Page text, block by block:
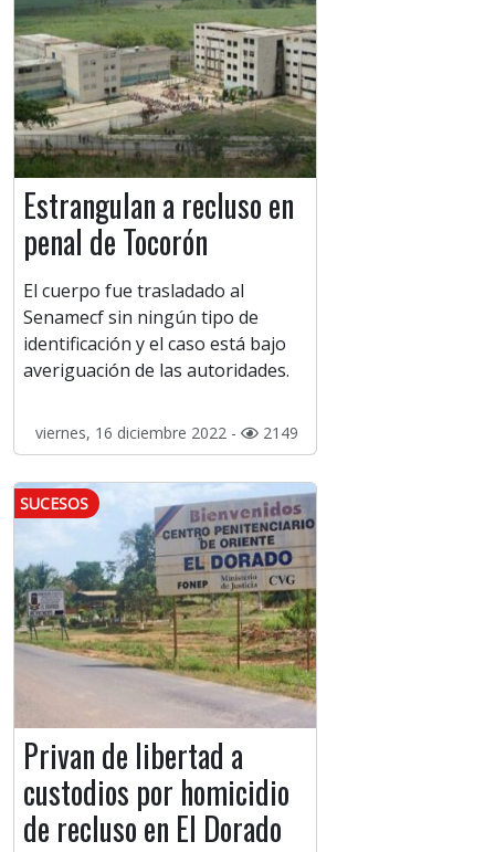
Estrangulan a recluso en
penal de Tocorón
El cuerpo fue trasladado al
Senamecf sin ningún tipo de
identificación y el caso está bajo
averiguación de las autoridades.
viernes, 16 diciembre 2022 - 2149
SUCESOS
Privan de libertad a
custodios por homicidio
de recluso en El Dorado